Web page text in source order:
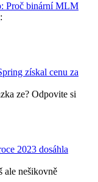
Proč binární MLM
:
získal cenu za
ze? Odpovite si
2023 dosáhla
ale nešikovně